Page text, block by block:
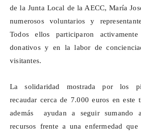
de la Junta Local de la AECC, María
numerosos voluntarios y
Todos ellos participaron
donativos y en la labor de
visitantes.
La solidaridad mostrada por los
recaudar cerca de 7.000 euros en este
además ayudan a seguir sumando
recursos frente a una enfermedad